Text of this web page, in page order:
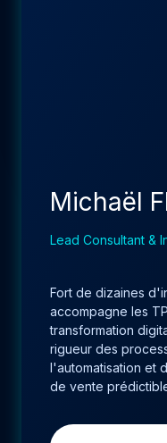
Michaël
Lead Consultant &
Fort de dizaines
accompagne les
transformation
rigueur des
l'automatisation et
de vente